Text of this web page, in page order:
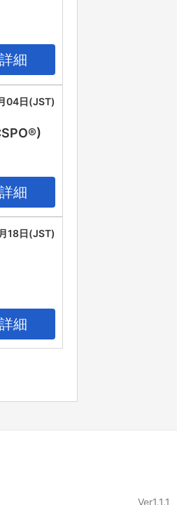
詳細
04日(JST)
詳細
18日(JST)
詳細
Ver1.1.1